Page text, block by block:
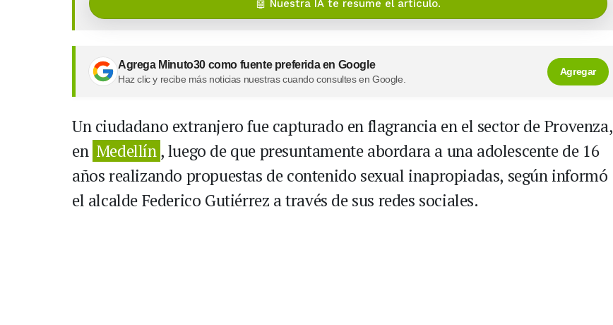
🤖 Nuestra IA te resume el artículo.
Agrega Minuto30 como fuente preferida en Google
Haz clic y recibe más noticias nuestras cuando consultes en Google.
Agregar
Un ciudadano extranjero fue capturado en flagrancia en el sector de Provenza,
en Medellín , luego de que presuntamente abordara a una adolescente de 16
años realizando propuestas de contenido sexual inapropiadas, según informó
el alcalde Federico Gutiérrez a través de sus redes sociales.